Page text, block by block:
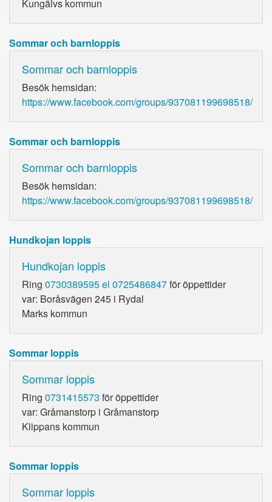
Kungälvs kommun
Sommar och barnloppis
Sommar och barnloppis
Besök hemsidan:
https://www.facebook.com/groups/937081199698518/
Sommar och barnloppis
Sommar och barnloppis
Besök hemsidan:
https://www.facebook.com/groups/937081199698518/
Hundkojan loppis
Hundkojan loppis
Ring 0730389595 el 0725486847för öppettider
var: Boråsvägen 245 i Rydal
Marks kommun
Sommar loppis
Sommar loppis
Ring 0731415573 för öppettider
var: Gråmanstorp i Gråmanstorp
Klippans kommun
Sommar loppis
Sommar loppis